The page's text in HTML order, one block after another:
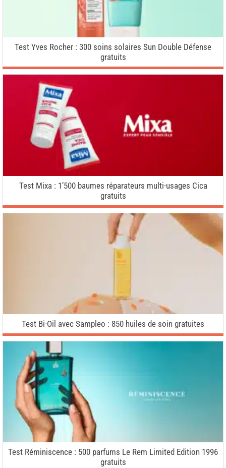
Test Yves Rocher : 300 soins solaires Sun Double Défense
gratuits
Test Mixa : 1’500 baumes réparateurs multi-usages Cica
gratuits
Test Bi-Oil avec Sampleo : 850 huiles de soin gratuites
Test Réminiscence : 500 parfums Le Rem Limited Edition 1996
gratuits